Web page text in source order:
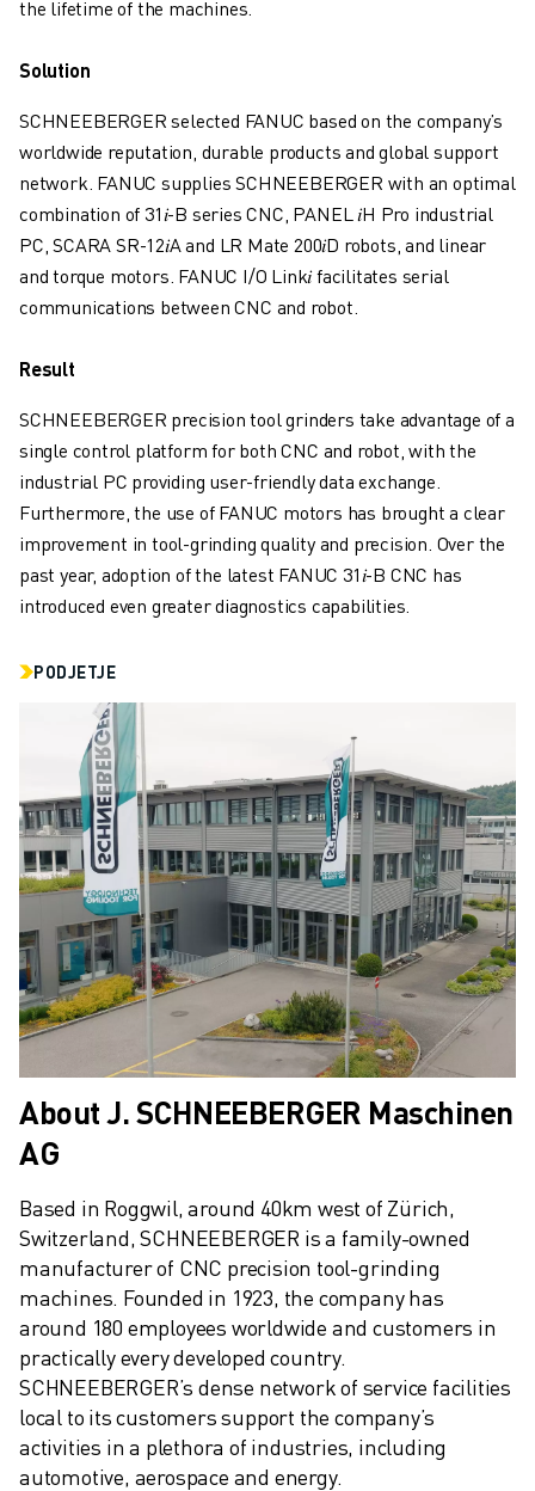
USPOSABLJANJE IN IZOBRAŽEVANJE
REŠITVE ZA INDUSTRIJE
WORLDSKILLS & YOUNG TALENTS
IZOBRAŽEVALNI DOGODKI
NOVICE IN MEDIJI
NOVICE IN MEDIJI
DOGODKI
IZOBRAŽEVALNI DOGODKI
O DRUŽBI FANUC
FANUC V EVROPI
NAŠE LOKACIJE
TRAJNOSTNI RAZVOJ
KARIERA
OBLIKUJTE SVOJO PRIHODNOST S PODJETJEM FANUC
PRIDRUŽITE SE NAM » KARIERNI PORTAL
KONTAKT
LOKACIJE
the lifetime of the machines.
Solution
SCHNEEBERGER selected FANUC based on the company’s
worldwide reputation, durable products and global support
network. FANUC supplies SCHNEEBERGER with an optimal
combination of 31𝑖-B series CNC, PANEL𝑖H Pro industrial
PC, SCARA SR-12𝑖Aand LR Mate 200𝑖D robots, and linear
and torque motors. FANUC I/O Link𝑖facilitates serial
communications between CNC and robot.
Result
SCHNEEBERGER precision tool grinders take advantage of a
single control platform for both CNC and robot, with the
industrial PC providing user-friendly data exchange.
Furthermore, the use of FANUC motors has brought a clear
improvement in tool-grinding quality and precision. Over the
past year, adoption of the latest FANUC 31𝑖-B CNC has
introduced even greater diagnostics capabilities.
PODJETJE
About J. SCHNEEBERGER Maschinen
AG
Based in Roggwil, around 40km west of Zürich,
Switzerland, SCHNEEBERGER is a family-owned
manufacturer of CNC precision tool-grinding
machines. Founded in 1923, the company has
around 180 employees worldwide and customers in
practically every developed country.
SCHNEEBERGER’s dense network of service facilities
local to its customers support the company’s
activities in a plethora of industries, including
automotive, aerospace and energy.